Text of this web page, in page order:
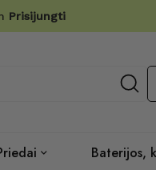
Prisijungti
Baterijos,